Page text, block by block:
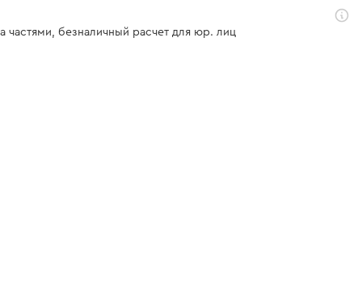
частями, безналичный расчет для юр. лиц